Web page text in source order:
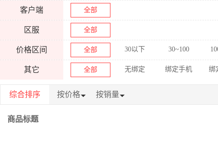
客户端 全部
区服 全部
价格区间 全部 30以下 30~100
其它 全部 无绑定 绑定手机 绑
综合排序 按价格 按销量
商品标题